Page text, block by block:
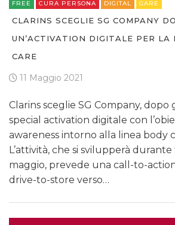
FREE CURA PERSONA DIGITAL GARE
CLARINS SCEGLIE SG COMPANY
UN’ACTIVATION DIGITALE PER LA
CARE
11 Maggio 2021
Clarins sceglie SG Company, dopo
special activation digitale con
awareness intorno alla linea body
L’attività, che si svilupperà
maggio, prevede una call-to-
drive-to-store verso…